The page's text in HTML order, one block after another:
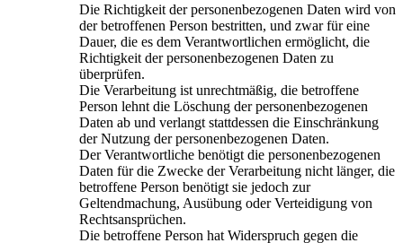
Die Richtigkeit der personenbezogenen Daten wird von
der betroffenen Person bestritten, und zwar für eine
Dauer, die es dem Verantwortlichen ermöglicht, die
Richtigkeit der personenbezogenen Daten zu
überprüfen.
Die Verarbeitung ist unrechtmäßig, die betroffene
Person lehnt die Löschung der personenbezogenen
Daten ab und verlangt stattdessen die Einschränkung
der Nutzung der personenbezogenen Daten.
Der Verantwortliche benötigt die personenbezogenen
Daten für die Zwecke der Verarbeitung nicht länger, die
betroffene Person benötigt sie jedoch zur
Geltendmachung, Ausübung oder Verteidigung von
Rechtsansprüchen.
Die betroffene Person hat Widerspruch gegen die